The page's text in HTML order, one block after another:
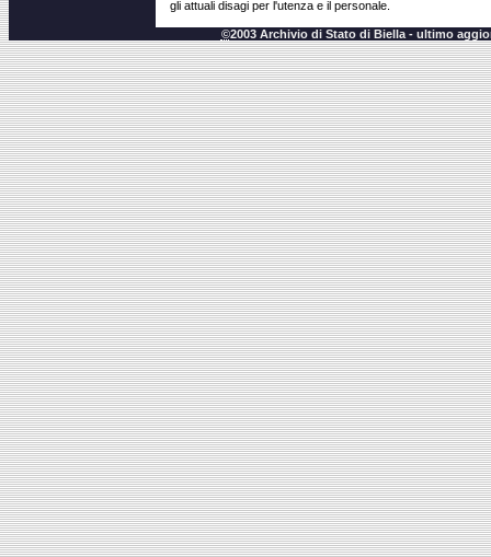
gli attuali disagi per l'utenza e il personale.
©2003 Archivio di Stato di Biella - ultimo